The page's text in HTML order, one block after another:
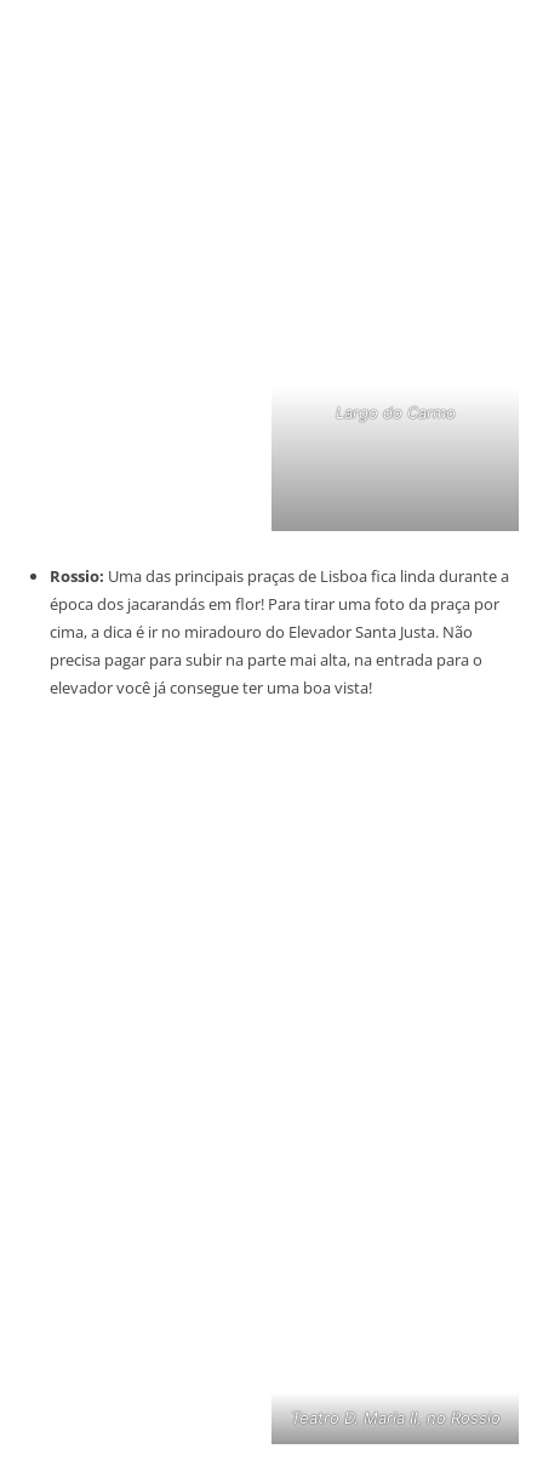
Largo do Carmo
Rossio: Uma das principais praças de Lisboa fica linda durante a
época dos jacarandás em flor! Para tirar uma foto da praça por
cima, a dica é ir no miradouro do Elevador Santa Justa. Não
precisa pagar para subir na parte mai alta, na entrada para o
elevador você já consegue ter uma boa vista!
Teatro D. Maria II, no Rossio